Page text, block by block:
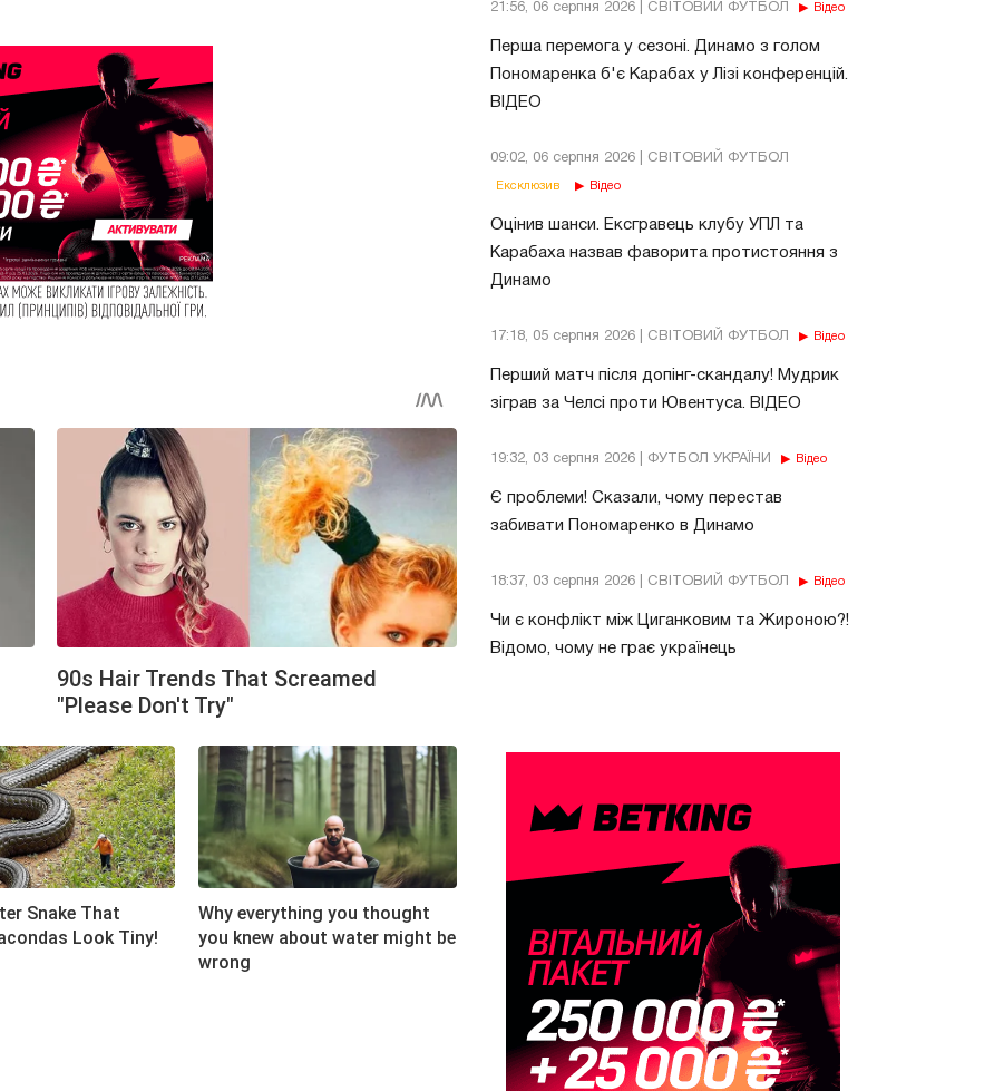
21:56, 06 серпня 2026 | СВІТОВИЙ ФУТБОЛ Відео
Перша перемога у сезоні. Динамо з голом
Пономаренка б'є Карабах у Лізі конференцій.
ВІДЕО
09:02, 06 серпня 2026 | СВІТОВИЙ ФУТБОЛ
Ексклюзив Відео
Оцінив шанси. Ексгравець клубу УПЛ та
Карабаха назвав фаворита протистояння з
Динамо
17:18, 05 серпня 2026 | СВІТОВИЙ ФУТБОЛ Відео
Перший матч після допінг-скандалу! Мудрик
зіграв за Челсі проти Ювентуса. ВІДЕО
19:32, 03 серпня 2026 | ФУТБОЛ УКРАЇНИ Відео
Є проблеми! Сказали, чому перестав
забивати Пономаренко в Динамо
18:37, 03 серпня 2026 | СВІТОВИЙ ФУТБОЛ Відео
Чи є конфлікт між Циганковим та Жироною?!
Відомо, чому не грає українець